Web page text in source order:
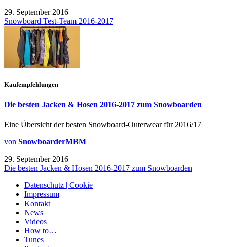
29. September 2016
Snowboard Test-Team 2016-2017
Kaufempfehlungen
Die besten Jacken & Hosen 2016-2017 zum Snowboarden
Eine Übersicht der besten Snowboard-Outerwear für 2016/17
von SnowboarderMBM
29. September 2016
Die besten Jacken & Hosen 2016-2017 zum Snowboarden
Datenschutz | Cookie
Impressum
Kontakt
News
Videos
How to…
Tunes